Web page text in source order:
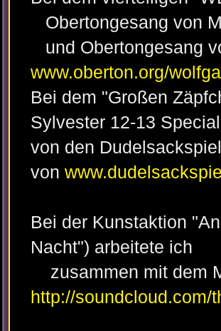
Obertongesang von
und Obertongesang
www.oberton.org/
Bei dem "Großen
Sylvester 12-13
von den
von
Bei der Kunstaktion
Nacht") arbeitete ich
zusammen mit dem
http://soundcloud.com/